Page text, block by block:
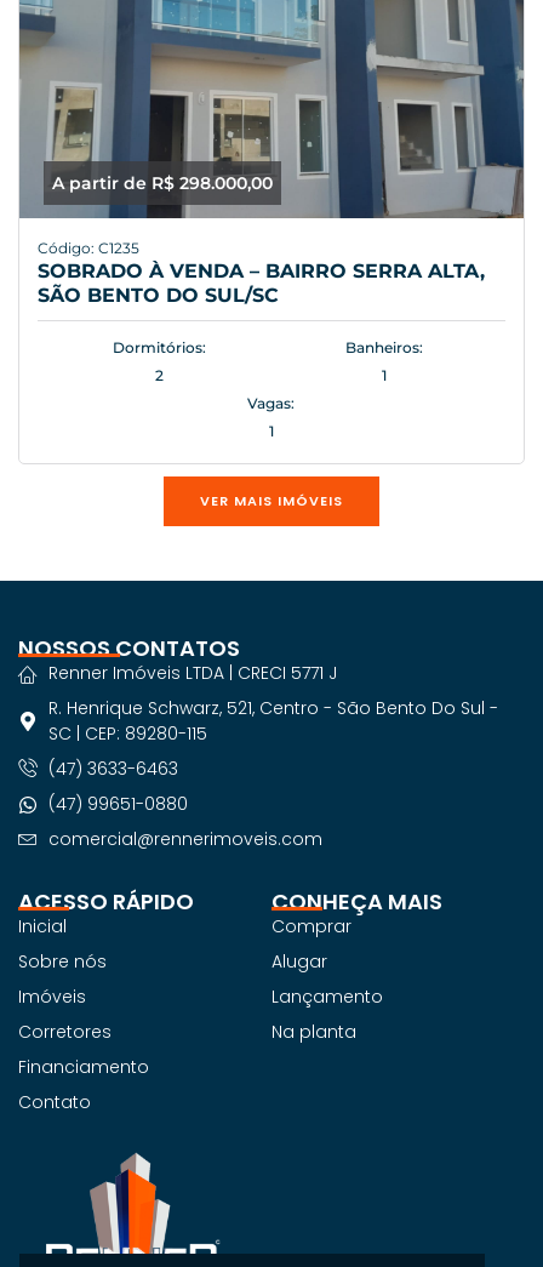
A partir de R$ 298.000,00
Código: C1235
SOBRADO À VENDA – BAIRRO SERRA ALTA,
SÃO BENTO DO SUL/SC
Dormitórios:
2
Banheiros:
1
Vagas:
1
VER MAIS IMÓVEIS
ACESSO RÁPIDO
Inicial
Sobre nós
Imóveis
Corretores
Financiamento
Contato
CONHEÇA MAIS
Comprar
Alugar
Lançamento
Na planta
NOSSOS CONTATOS
Renner Imóveis LTDA | CRECI 5771 J
R. Henrique Schwarz, 521, Centro - São Bento Do Sul -
SC | CEP: 89280-115
(47) 3633-6463
(47) 99651-0880
comercial@rennerimoveis.com